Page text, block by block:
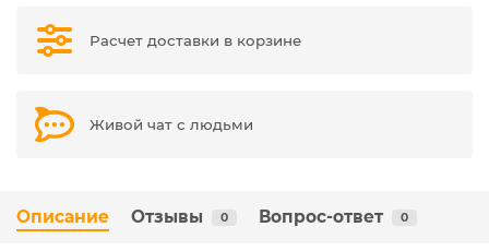
Расчет доставки в корзине
Живой чат с людьми
Описание Отзывы 0 Вопрос-ответ 0